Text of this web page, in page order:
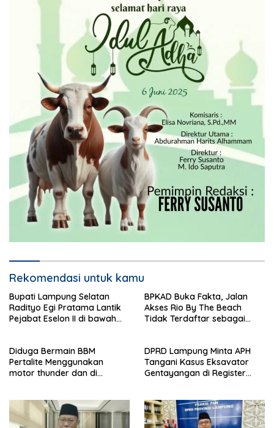
Rekomendasi untuk kamu
Bupati Lampung Selatan
Radityo Egi Pratama Lantik
Pejabat Eselon II di bawah
BPKAD Buka Fakta, Jalan
Akses Rio By The Beach
Tidak Terdaftar sebagai
Diduga Bermain BBM
Pertalite Menggunakan
motor thunder dan di
DPRD Lampung Minta APH
Tangani Kasus Eksavator
Gentayangan di Register